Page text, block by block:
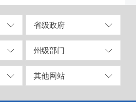
省级政府
州级部门
其他网站